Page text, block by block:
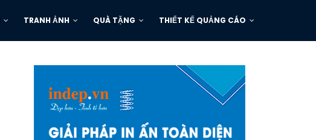
TRANH ẢNH QUÀ TẶNG THIẾT KẾ QUẢNG CÁO